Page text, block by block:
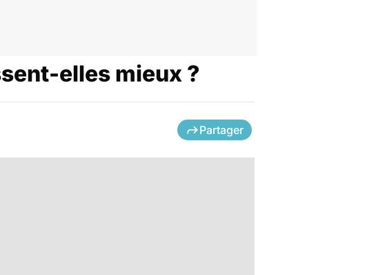
elles mieux ?
Partager